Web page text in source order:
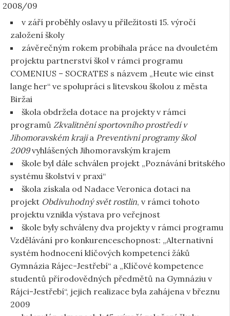
2008/09
v září proběhly oslavy u příležitosti 15. výročí
založení školy
závěrečným rokem probíhala práce na dvouletém
projektu partnerství škol v rámci programu
COMENIUS – SOCRATES s názvem „Heute wie einst
lange her“ ve spolupráci s litevskou školou z města
Biržai
škola obdržela dotace na projekty v rámci
programů Zkvalitnění sportovního prostředí v
Jihomoravském krajia Preventivní programy škol
2009vyhlášených Jihomoravským krajem
škole byl dále schválen projekt „Poznávání britského
systému školství v praxi“
škola získala od Nadace Veronica dotaci na
projekt Obdivuhodný svět rostlin, v rámci tohoto
projektu vznikla výstava pro veřejnost
škole byly schváleny dva projekty v rámci programu
Vzdělávání pro konkurenceschopnost: „Alternativní
systém hodnocení klíčových kompetencí žáků
Gymnázia Rájec-Jestřebí“ a „Klíčové kompetence
studentů přírodovědných předmětů na Gymnáziu v
Rájci-Jestřebí“, jejich realizace byla zahájena v březnu
2009